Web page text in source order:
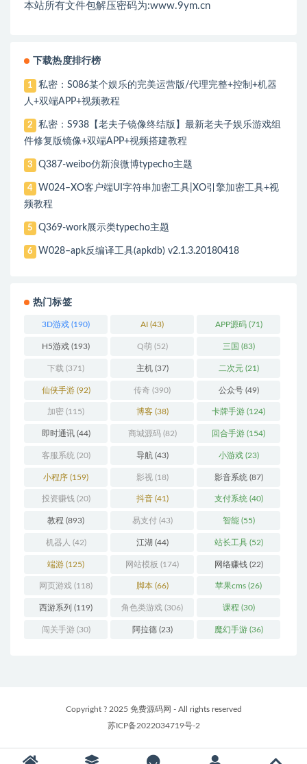
本站所有文件包解压密码为:www.9ym.cn
下载热度排行榜
1
私密：S086某个娱乐的完美运营版/代理完整+控制+机器
人+双端APP+视频教程
2
私密：S938【老夫子镜像终结版】最新老夫子娱乐游戏组
件修复版镜像+双端APP+视频搭建教程
3 Q387-weibo仿新浪微博typecho主题
4
W024–XO客户端UI字符串加密工具|XO引擎加密工具+视
频教程
5 Q369-work展示类typecho主题
6 W028–apk反编译工具(apkdb) v2.1.3.20180418
热门标签
3D游戏 (190) AI (43) APP源码(71)
H5游戏 (193) Q萌(52) 三国 (83)
下载 (371) 主机(37) 二次元(21)
仙侠手游(92) 传奇 (390) 公众号(49)
加密 (115) 博客(38) 卡牌手游 (124)
即时通讯(44) 商城源码(82) 回合手游 (154)
客服系统 (20) 导航(43) 小游戏(23)
小程序 (159) 影视(18) 影音系统 (87)
投资赚钱 (20) 抖音(41) 支付系统 (40)
教程 (893) 易支付(43) 智能(55)
机器人 (42) 江湖 (44) 站长工具(52)
端游 (125) 网站模板 (174) 网络赚钱(22)
网页游戏 (118) 脚本(66) 苹果cms (26)
西游系列 (119) 角色类游戏 (306) 课程 (30)
闯关手游(30) 阿拉德(23) 魔幻手游(36)
Copyright ? 2025 免费源码网 - All rights reserved
苏ICP备2022034719号-2